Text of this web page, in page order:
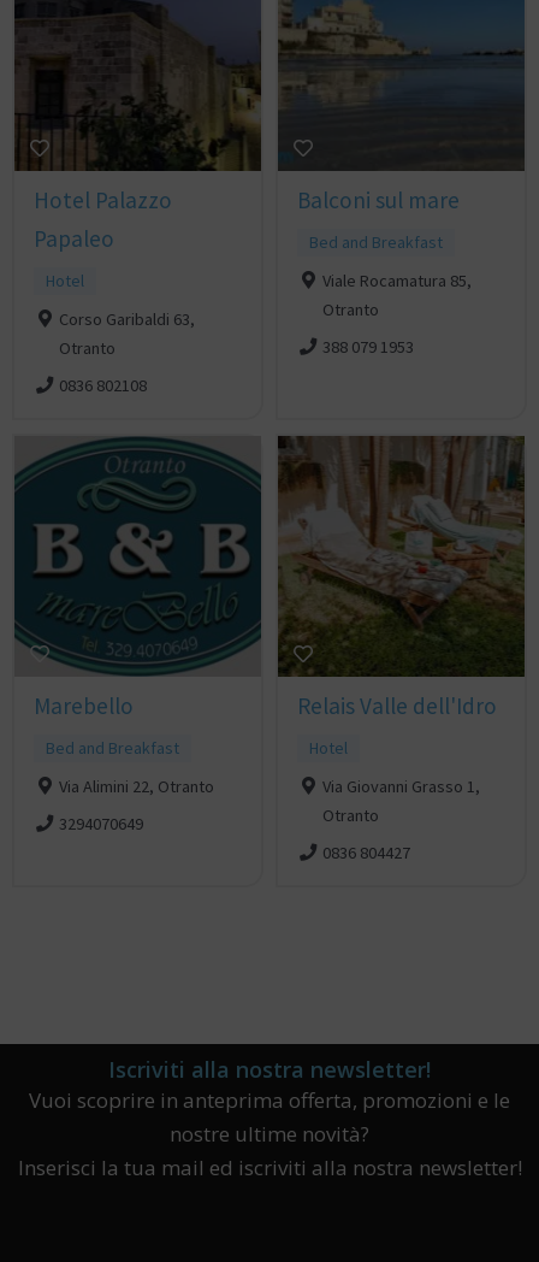
Hotel Palazzo
Papaleo
Hotel
Corso Garibaldi 63,
Otranto
0836 802108
Balconi sul mare
Bed and Breakfast
Viale Rocamatura 85,
Otranto
388 079 1953
Marebello
Bed and Breakfast
Via Alimini 22, Otranto
3294070649
Relais Valle dell'Idro
Hotel
Via Giovanni Grasso 1,
Otranto
0836 804427
Iscriviti alla nostra newsletter!
Vuoi scoprire in anteprima offerta, promozioni e le
nostre ultime novità?
Inserisci la tua mail ed iscriviti alla nostra newsletter!